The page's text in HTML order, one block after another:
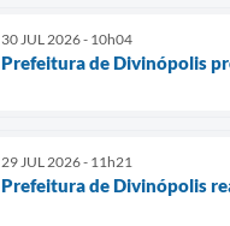
30 JUL 2026 - 10h04
Prefeitura de Divinópolis
29 JUL 2026 - 11h21
Prefeitura de Divinópolis